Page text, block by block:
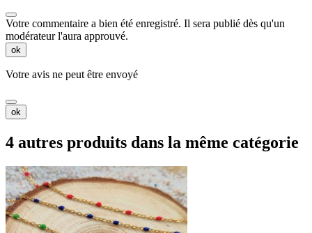
Votre commentaire a bien été enregistré. Il sera publié dès qu'un
modérateur l'aura approuvé.
ok
Votre avis ne peut être envoyé
ok
4 autres produits dans la même catégorie